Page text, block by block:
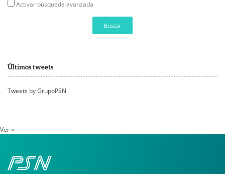
Activar búsqueda avanzada
Buscar
Últimos tweets
Tweets by GrupoPSN
Ver »